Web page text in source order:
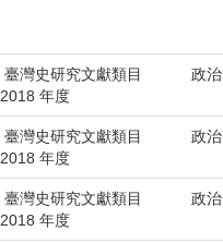
臺灣史研究文獻類目
2018 年度
政治
臺灣史研究文獻類目
2018 年度
政治
臺灣史研究文獻類目
2018 年度
政治